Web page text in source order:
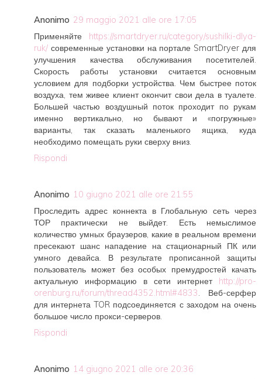
Anonimo 29 maggio 2021 alle ore 17:05
Применяйте https://smartdryer.ru/category/sushilki-dlya-
ruk/ современные установки на портале SmartDryer для
улучшения качества обслуживания посетителей.
Скорость работы установки считается основным
условием для подборки устройства. Чем быстрее поток
воздуха, тем живее клиент окончит свои дела в туалете.
Большей частью воздушный поток проходит по рукам
именно вертикально, но бывают и «погружные»
варианты, так сказать маленького ящика, куда
необходимо помещать руки сверху вниз.
Rispondi
Anonimo 10 giugno 2021 alle ore 21:55
Проследить адрес коннекта в Глобальную сеть через
ТОР практически не выйдет. Есть немыслимое
количество умных браузеров, какие в реальном времени
пресекают шанс нападение на стационарный ПК или
умного девайса. В результате прописанной защиты
пользователь может без особых премудростей качать
актуальную информацию в сети интернет http://pro-
orenburg.ru/forum/thread4352.html#4833
. Веб-серфер
для интернета TOR подсоединяется с заходом на очень
большое число прокси-серверов.
Rispondi
Anonimo 14 giugno 2021 alle ore 20:36